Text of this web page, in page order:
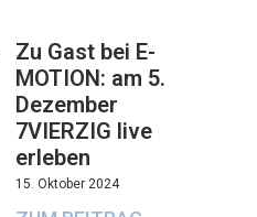
Zu Gast bei E-
MOTION: am 5.
Dezember
7VIERZIG live
erleben
15. Oktober 2024